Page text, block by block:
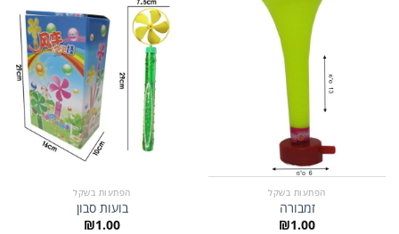
הפתעות בשקל
זמבורה
₪1.00
הפתעות בשקל
בועות סבון
₪1.00